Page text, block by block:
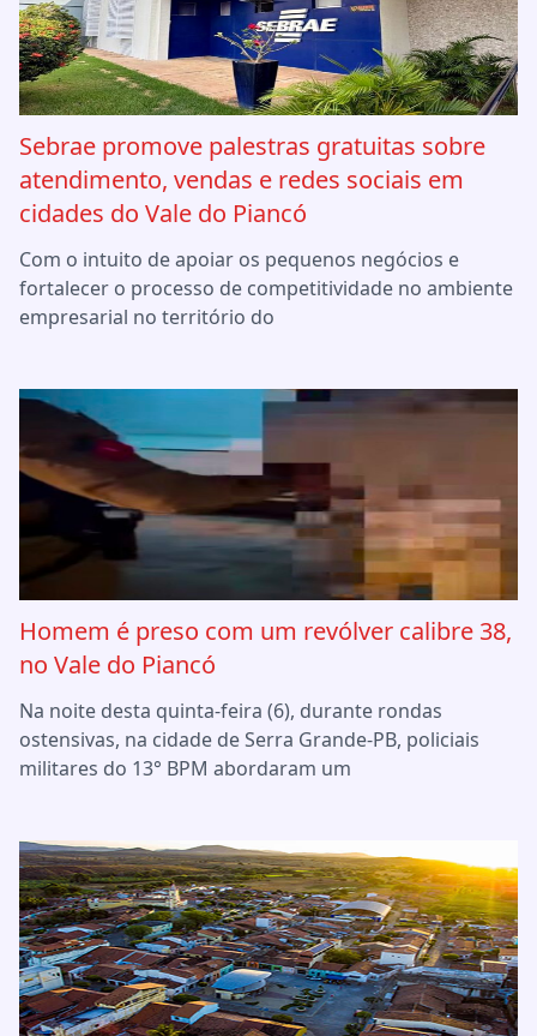
Sebrae promove palestras gratuitas sobre
atendimento, vendas e redes sociais em
cidades do Vale do Piancó
Com o intuito de apoiar os pequenos negócios e
fortalecer o processo de competitividade no ambiente
empresarial no território do
Homem é preso com um revólver calibre 38,
no Vale do Piancó
Na noite desta quinta-feira (6), durante rondas
ostensivas, na cidade de Serra Grande-PB, policiais
militares do 13° BPM abordaram um